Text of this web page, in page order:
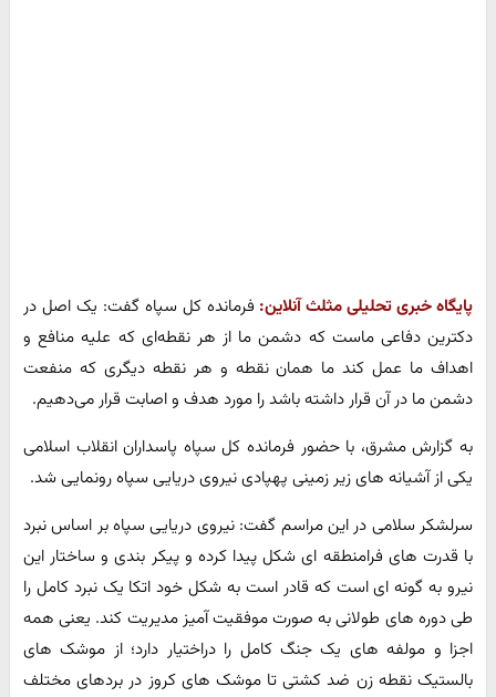
پایگاه خبری تحلیلی مثلث آنلاین: فرمانده کل سپاه گفت: یک اصل در
دکترین دفاعی ماست که دشمن ما از هر نقطه‌ای که علیه منافع و
اهداف ما عمل کند ما همان نقطه و هر نقطه ‌دیگری که منفعت
دشمن ما در آن قرار داشته باشد را مورد هدف و اصابت قرار می‌دهیم.
به گزارش مشرق، با حضور فرمانده کل سپاه پاسداران انقلاب اسلامی
یکی از آشیانه های زیر زمینی پهپادی نیروی دریایی سپاه رونمایی شد.
سرلشکر سلامی در این مراسم گفت: نیروی دریایی سپاه بر اساس نبرد
با قدرت های فرامنطقه ای شکل پیدا کرده و پیکر بندی و ساختار این
نیرو به گونه ای است که قادر است به شکل خود اتکا یک نبرد کامل را
طی دوره های طولانی به صورت موفقیت آمیز مدیریت کند. یعنی همه
اجزا و مولفه های یک جنگ کامل را دراختیار دارد؛ از موشک های
بالستیک نقطه زن ضد کشتی تا موشک های کروز در بردهای مختلف